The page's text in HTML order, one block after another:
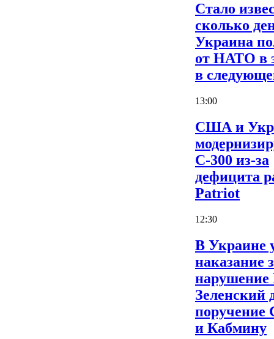
Стало
сколько
Украина
от НАТО в
в
13:00
США и
С-300 из-за
дефицита
Patriot
12:30
В Украине
наказание
Зеленский
и Кабмину